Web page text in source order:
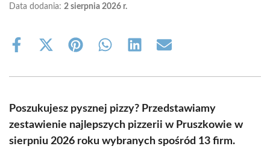
Data dodania: 2 sierpnia 2026 r.
Share
Share
(Twitter)
Share Share Share Share
Poszukujesz pysznej pizzy? Przedstawiamy
zestawienie najlepszych pizzerii w Pruszkowie w
sierpniu 2026 roku wybranych spośród 13 firm.